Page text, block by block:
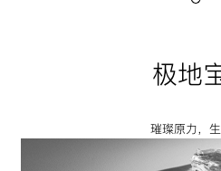
极地
璀璨原力，